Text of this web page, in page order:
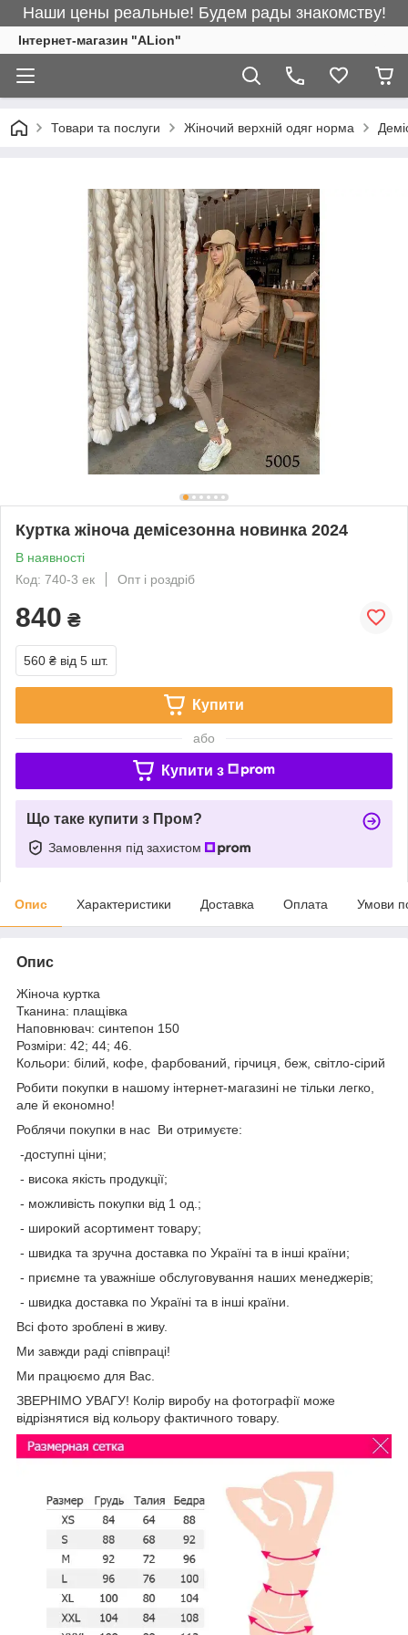
Наши цены реальные! Будем рады знакомству!
Інтернет-магазин "ALіon"
Товари та послуги Жіночий верхній одяг норма
Куртка жіноча демісезонна новинка 2024
В наявності
Код: 740-3 ек
Опт і роздріб
840 ₴
560 ₴ від 5 шт.
Купити
або
Купити з
Що таке купити з Пром?
Замовлення під захистом
Опис Характеристики Доставка Оплата Умови
Опис
Жіноча куртка
Тканина: плащівка
Наповнювач: синтепон 150
Розміри: 42; 44; 46.
Кольори: білий, кофе, фарбований, гірчиця, беж, світло-сірий
Робити покупки в нашому інтернет-магазині не тільки легко,
але й економно!
Роблячи покупки в нас Ви отримуєте:
-доступні ціни;
- висока якість продукції;
- можливість покупки від 1 од.;
- широкий асортимент товару;
- швидка та зручна доставка по Україні та в інші країни;
- приємне та уважніше обслуговування наших менеджерів;
- швидка доставка по Україні та в інші країни.
Всі фото зроблені в живу.
Ми завжди раді співпраці!
Ми працюємо для Вас.
ЗВЕРНІМО УВАГУ! Колір виробу на фотографії може
відрізнятися від кольору фактичного товару.